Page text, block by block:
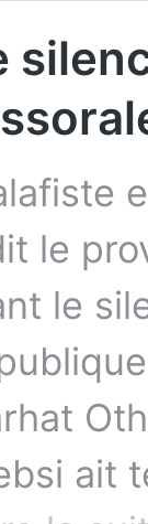
le
le
ait